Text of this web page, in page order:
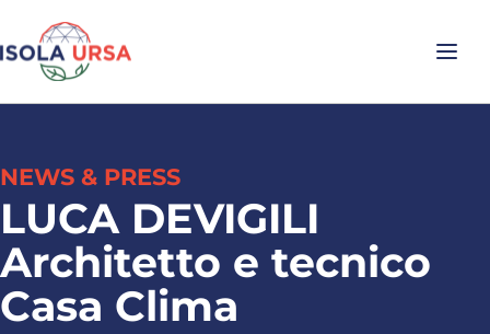
NEWS & PRESS
LUCA DEVIGILI
Architetto e tecnico
Casa Clima